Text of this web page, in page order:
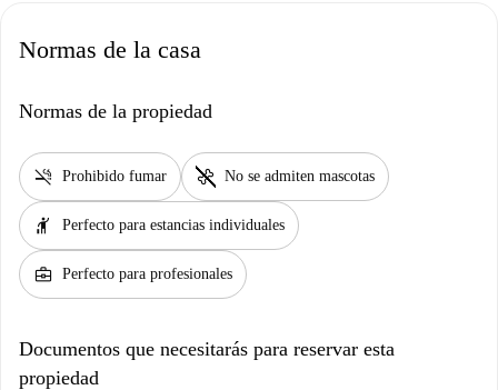
Normas de la casa
Normas de la propiedad
smoke_free Prohibido fumar pet_supplies No se admiten mascotas
hail Perfecto para estancias individuales
business_center Perfecto para profesionales
Documentos que necesitarás para reservar esta
propiedad